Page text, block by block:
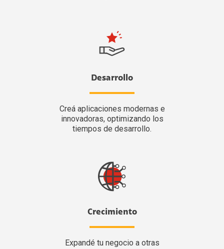
Desarrollo
Creá aplicaciones modernas e
innovadoras, optimizando los
tiempos de desarrollo.
Crecimiento
Expandé tu negocio a otras